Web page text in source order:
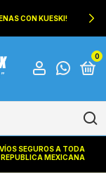
CON KUESKI!
0
SEGUROS A TODA
MEXICANA